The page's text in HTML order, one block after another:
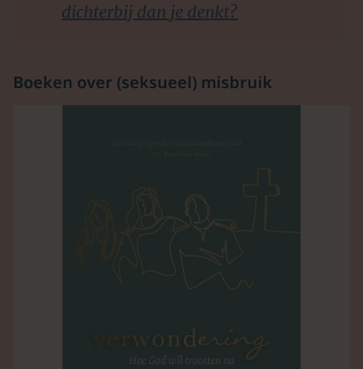
dichterbij dan je denkt?
Boeken over (seksueel) misbruik